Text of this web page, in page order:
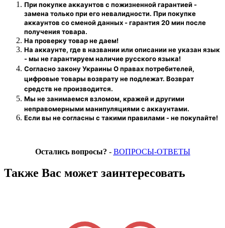
При покупке аккаунтов с пожизненной гарантией -
замена только при его невалидности. При покупке
аккаунтов со сменой данных - гарантия 20 мин после
получения товара.
На проверкутоварне даем!
На аккаунте, где в названии или описании не указан язык
- мы не гарантируем наличие русского языка!
Согласно закону Украины О правах потребителей,
цифровые товары возврату не подлежат. Возврат
средств не производится.
Мы не занимаемся взломом, кражей и другими
неправомерными манипуляциями с аккаунтами.
Если вы не согласны с такими правилами - не покупайте!
Остались вопросы? - ВОПРОСЫ-ОТВЕТЫ
Также Вас может заинтересовать